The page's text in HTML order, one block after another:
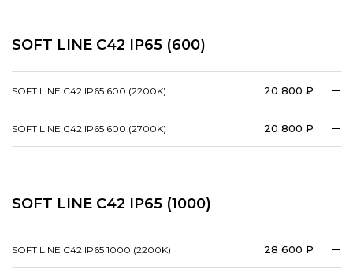
SOFT LINE C42 IP65 (600)
SOFT LINE C42 IP65 600 (2200K) 20 800 ₽
SOFT LINE C42 IP65 600 (2700K) 20 800 ₽
SOFT LINE C42 IP65 (1000)
SOFT LINE C42 IP65 1000 (2200K) 28 600 ₽